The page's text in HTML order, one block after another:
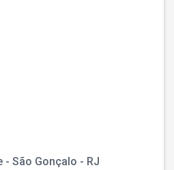
- São Gonçalo - RJ